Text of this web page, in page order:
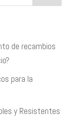
de recambios
para la
y Resistentes